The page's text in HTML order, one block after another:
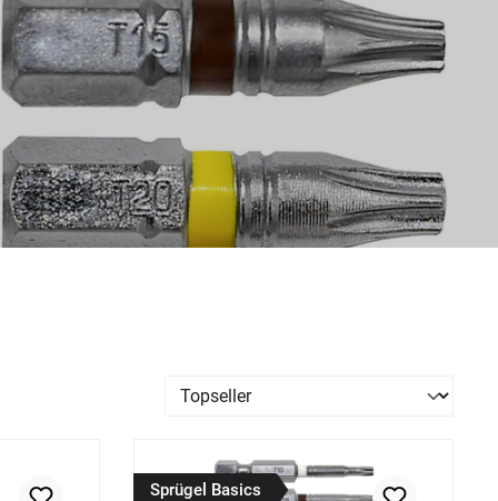
Sprügel Basics